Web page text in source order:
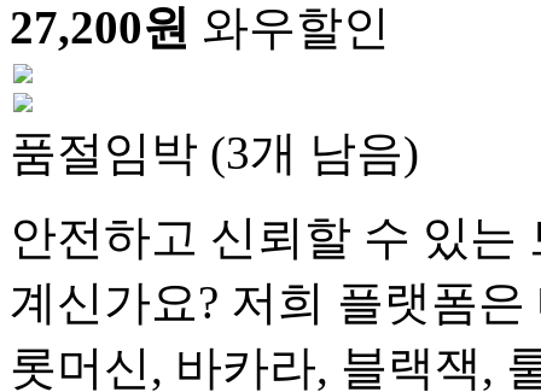
27,200원 와우할인
품절임박 (3개 남음)
안전하고 신뢰할 수 있는
계신가요? 저희 플랫폼
롯머신, 바카라, 블랙잭,